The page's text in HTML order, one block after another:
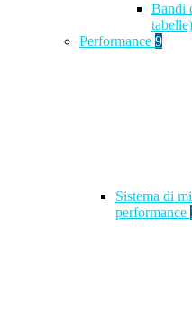
Bandi
tabelle)
Performance 9
Sistema di
performance